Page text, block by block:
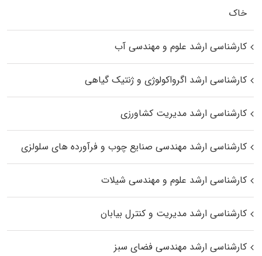
خاک
کارشناسی ارشد علوم و مهندسی آب
کارشناسی ارشد اگرواکولوژی و ژنتیک گیاهی
کارشناسی ارشد مدیریت کشاورزی
کارشناسی ارشد مهندسی صنایع چوب و فرآورده‌ های سلولزی
کارشناسی ارشد علوم و مهندسی شیلات
کارشناسی ارشد مدیریت و کنترل بیابان
کارشناسی ارشد مهندسی فضای سبز